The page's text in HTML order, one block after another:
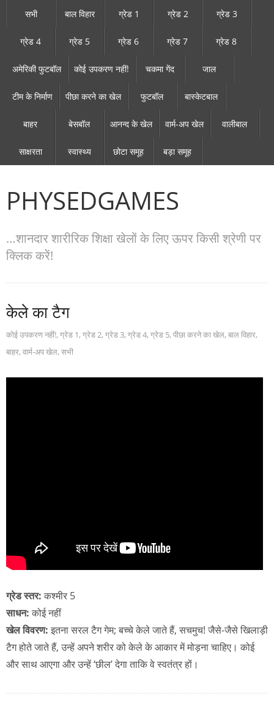
सभी बाल विहार ग्रेड 1 ग्रेड 2 ग्रेड 3
ग्रेड 4 ग्रेड 5 ग्रेड 6 ग्रेड 7 ग्रेड 8
अमेरिकी फुटबॉल कोई उपकरण नहीं! चकमा गेंद जाल
टीम के निर्माण पीछा करने का खेल फुटबॉल बास्केटबाल
बाहर बेसबॉल आनन्द के खेल वार्म-अप खेल वालीबाल
साक्षरता स्वास्थ्य छोटा समूह बड़ा समूह
PHYSEDGAMES
…शानदार शारीरिक शिक्षा खेलों के लिए ऊपर किसी श्रेणी पर
क्लिक करें!
केले का टैग
कोई उपकरण नहीं!, ग्रेड 1, ग्रेड 2, ग्रेड 3, ग्रेड 4, ग्रेड 5, पीछा करने का खेल, बाल विहार,
बाहर, वार्म-अप खेल, सभी
ग्रेड स्तर: कश्मीर 5
साधन: कोई नहीं
खेल विवरण: इतना सरल टैग गेम; बच्चे केले जाते हैं, सचमुच! जैसे-जैसे खिलाड़ी
टैग होते जाते हैं, उन्हें अपने शरीर को केले के आकार में मोड़ना चाहिए। कोई
और साथ आएगा और उन्हें ‘छील’ देगा ताकि वे स्वतंत्र हों।